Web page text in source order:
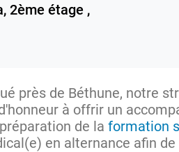
2ème étage ,
près de Béthune, notre
à offrir un
de la formation
en alternance afin